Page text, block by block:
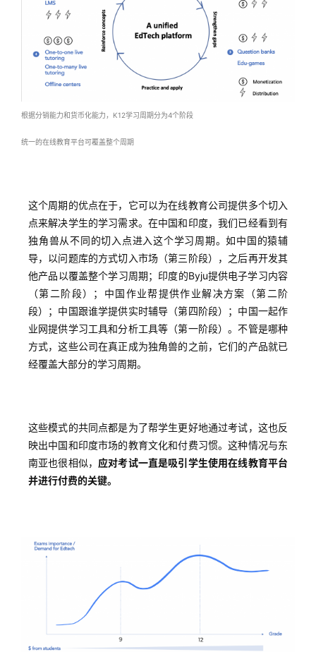
根据分销能力和货币化能力，K12学习周期分为4个阶段
统一的在线教育平台可覆盖整个周期
这个周期的优点在于，它可以为在线教育公司提供多个切入
点来解决学生的学习需求。在中国和印度，我们已经看到有
独角兽从不同的切入点进入这个学习周期。如中国的猿辅
导，以问题库的方式切入市场（第三阶段），之后再开发其
他产品以覆盖整个学习周期；印度的Byju提供电子学习内容
（第二阶段）；中国作业帮提供作业解决方案（第二阶
段）；中国跟谁学提供实时辅导（第四阶段）；中国一起作
业网提供学习工具和分析工具等（第一阶段）。不管是哪种
方式，这些公司在真正成为独角兽的之前，它们的产品就已
经覆盖大部分的学习周期。
这些模式的共同点都是为了帮学生更好地通过考试，这也反
映出中国和印度市场的教育文化和付费习惯。这种情况与东
南亚也很相似， 应对考试一直是吸引学生使用在线教育平台
并进行付费的关键。